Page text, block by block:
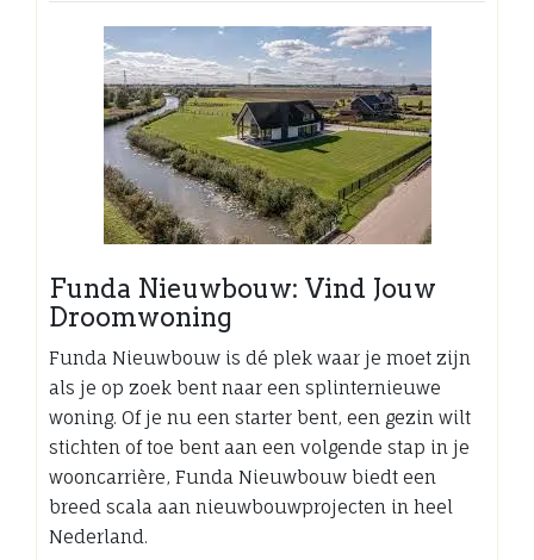
Funda Nieuwbouw: Vind Jouw
Droomwoning
Funda Nieuwbouw is dé plek waar je moet zijn
als je op zoek bent naar een splinternieuwe
woning. Of je nu een starter bent, een gezin wilt
stichten of toe bent aan een volgende stap in je
wooncarrière, Funda Nieuwbouw biedt een
breed scala aan nieuwbouwprojecten in heel
Nederland.